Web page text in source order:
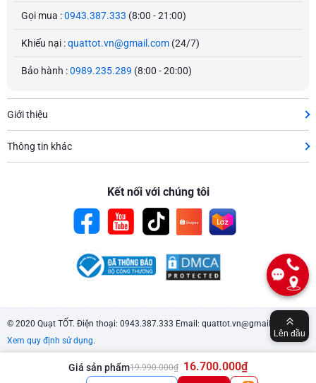
Giá sản phẩm19.990.000₫ 16.700.000₫
Gọi mua :0943.387.333 (8:00 - 21:00)
Khiếu nại :quattot.vn@gmail.com (24/7)
Bảo hành :0989.235.289 (8:00 - 20:00)
Giới thiệu
Thông tin khác
Kết nối với chúng tôi
© 2020 Quạt TỐT. Điện thoại: 0943.387.333 Email: quattot.vn@gmail.com.
Xem quy định sử dụng.
Lên đầu